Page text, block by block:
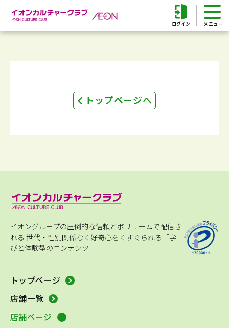
ログイン
トップページへ
イオングループの圧倒的な信頼とボリュームで配信さ
れる 世代・性別関係なく好奇心をくすぐられる「学
びと体験型のコンテンツ」
トップページ
店舗一覧
店舗ページ